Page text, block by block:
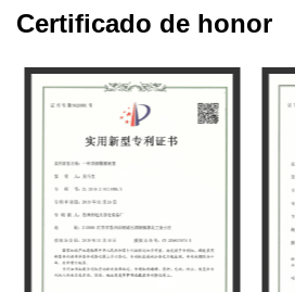
Certificado de honor